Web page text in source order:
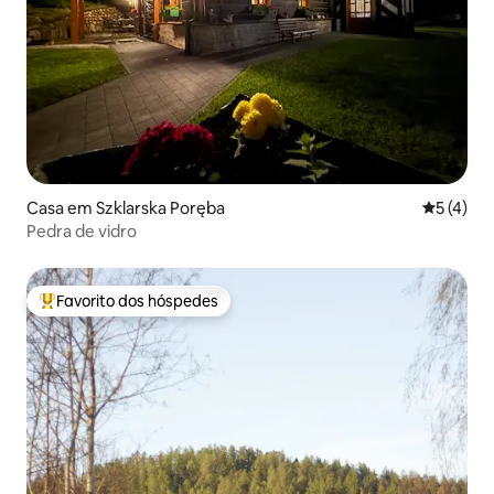
Casa em Szklarska Poręba
5 (4)
Pedra de vidro
Favoritos dos hóspedes mais apreciados
Favorito dos hóspedes